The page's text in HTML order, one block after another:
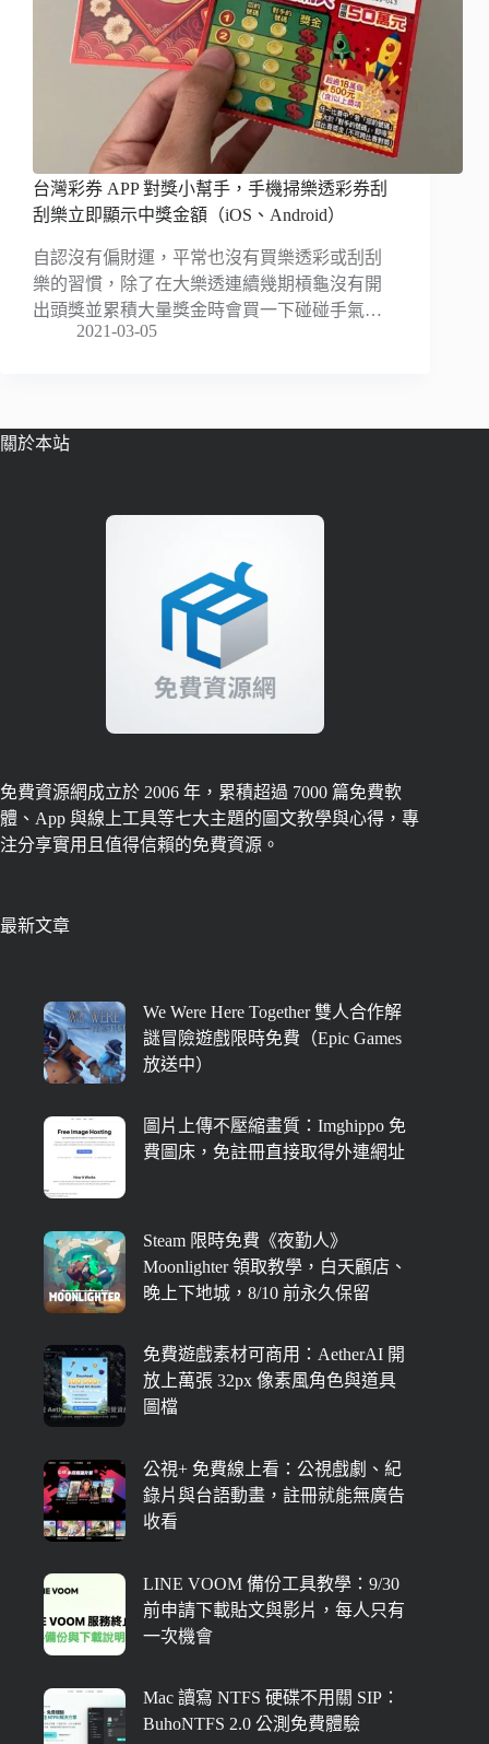
台灣彩券 APP 對獎小幫手，手機掃樂透彩券刮
刮樂立即顯示中獎金額（iOS、Android）
自認沒有偏財運，平常也沒有買樂透彩或刮刮
樂的習慣，除了在大樂透連續幾期槓龜沒有開
出頭獎並累積大量獎金時會買一下碰碰手氣…
2021-03-05
關於本站
免費資源網成立於 2006 年，累積超過 7000 篇免費軟
體、App 與線上工具等七大主題的圖文教學與心得，專
注分享實用且值得信賴的免費資源。
最新文章
We Were Here Together 雙人合作解
謎冒險遊戲限時免費（Epic Games
放送中）
圖片上傳不壓縮畫質：Imghippo 免
費圖床，免註冊直接取得外連網址
Steam 限時免費《夜勤人》
Moonlighter 領取教學，白天顧店、
晚上下地城，8/10 前永久保留
免費遊戲素材可商用：AetherAI 開
放上萬張 32px 像素風角色與道具
圖檔
公視+ 免費線上看：公視戲劇、紀
錄片與台語動畫，註冊就能無廣告
收看
LINE VOOM 備份工具教學：9/30
前申請下載貼文與影片，每人只有
一次機會
Mac 讀寫 NTFS 硬碟不用關 SIP：
BuhoNTFS 2.0 公測免費體驗